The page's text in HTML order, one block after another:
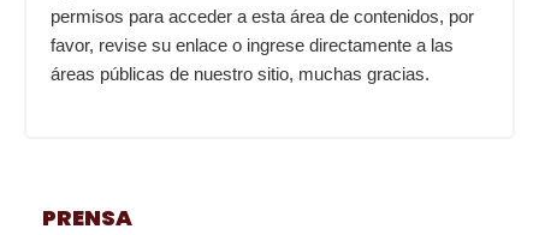
permisos para acceder a esta área de contenidos, por
favor, revise su enlace o ingrese directamente a las
áreas públicas de nuestro sitio, muchas gracias.
PRENSA